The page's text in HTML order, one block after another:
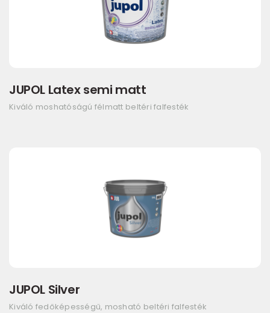
JUPOL Latex semi matt
Kiváló moshatóságú félmatt beltéri falfesték
JUPOL Silver
Kiváló fedőképességű, mosható beltéri falfesték